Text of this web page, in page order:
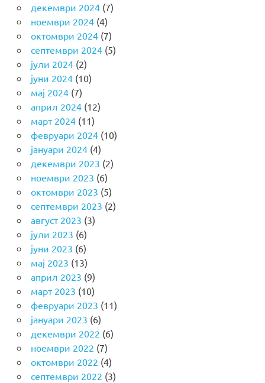
декември 2024(7)
ноември 2024(4)
октомври 2024(7)
септември 2024(5)
јули 2024(2)
јуни 2024(10)
мај 2024(7)
април 2024(12)
март 2024(11)
февруари 2024(10)
јануари 2024(4)
декември 2023 (2)
ноември 2023 (6)
октомври 2023 (5)
септември 2023 (2)
август 2023 (3)
јули 2023 (6)
јуни 2023 (6)
мај 2023 (13)
април 2023 (9)
март 2023 (10)
февруари 2023 (11)
јануари 2023 (6)
декември 2022 (6)
ноември 2022 (7)
октомври 2022 (4)
септември 2022 (3)